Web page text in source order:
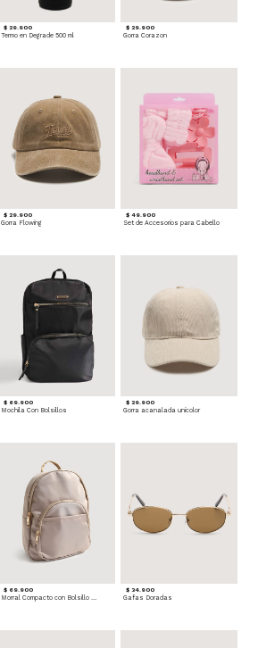
$ 29.900
Termo en Degrade 500 ml
$ 29.900
Gorra Corazon
$ 29.900
Gorra Flowing
$ 49.900
Set de Accesorios para Cabello
$ 69.900
Mochila Con Bolsillos
$ 29.900
Gorra acanalada unicolor
$ 69.900
Morral Compacto con Bolsillo Frontal
$ 34.900
Gafas Doradas